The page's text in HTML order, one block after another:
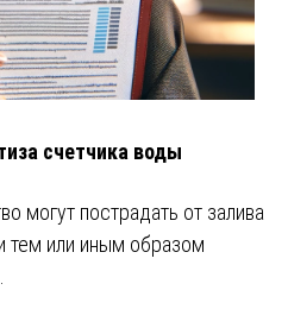
счетчика воды
могут пострадать от залива
тем или иным образом